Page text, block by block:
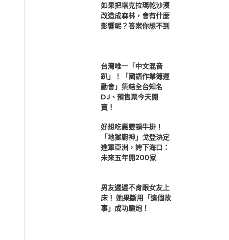
如果把塔克拉瑪乾沙漠
改造成森林，會有什麼
影響呢？答案你想不到
台灣唯一「中文混音
趴」！「國語作業簿運
動會」集結全台知名
DJ、預售票今天開
賣！
好想吃惠靈頓牛排！
「地獄廚神」戈登決定
進軍亞洲，誇下海口：
未來五年開200家
男友遲遲不肯跟女友上
床！ 她果斷用「這個故
事」成功騙炮！